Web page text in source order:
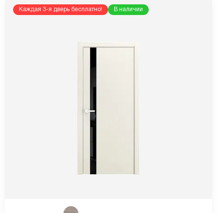
Каждая 3-я дверь бесплатно! В наличии